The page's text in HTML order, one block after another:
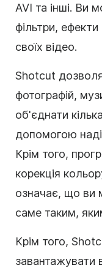
AVI та інші. Ви
фільтри,
своїх відео.
Shotcut
фотографій,
об'єднати
допомогою
Крім того,
корекція
означає, що ви
саме таким,
Крім того,
завантажувати